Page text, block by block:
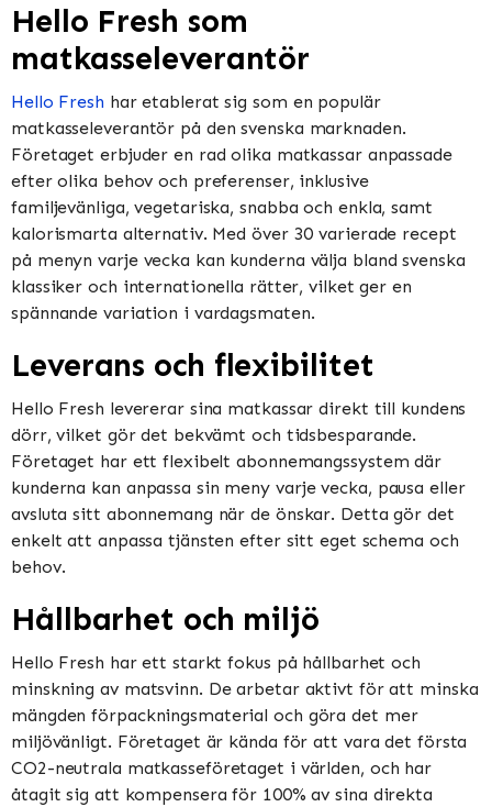
Hello Fresh som
matkasseleverantör
Hello Fresh har etablerat sig som en populär
matkasseleverantör på den svenska marknaden.
Företaget erbjuder en rad olika matkassar anpassade
efter olika behov och preferenser, inklusive
familjevänliga, vegetariska, snabba och enkla, samt
kalorismarta alternativ. Med över 30 varierade recept
på menyn varje vecka kan kunderna välja bland svenska
klassiker och internationella rätter, vilket ger en
spännande variation i vardagsmaten.
Leverans och flexibilitet
Hello Fresh levererar sina matkassar direkt till kundens
dörr, vilket gör det bekvämt och tidsbesparande.
Företaget har ett flexibelt abonnemangssystem där
kunderna kan anpassa sin meny varje vecka, pausa eller
avsluta sitt abonnemang när de önskar. Detta gör det
enkelt att anpassa tjänsten efter sitt eget schema och
behov.
Hållbarhet och miljö
Hello Fresh har ett starkt fokus på hållbarhet och
minskning av matsvinn. De arbetar aktivt för att minska
mängden förpackningsmaterial och göra det mer
miljövänligt. Företaget är kända för att vara det första
CO2-neutrala matkasseföretaget i världen, och har
åtagit sig att kompensera för 100% av sina direkta